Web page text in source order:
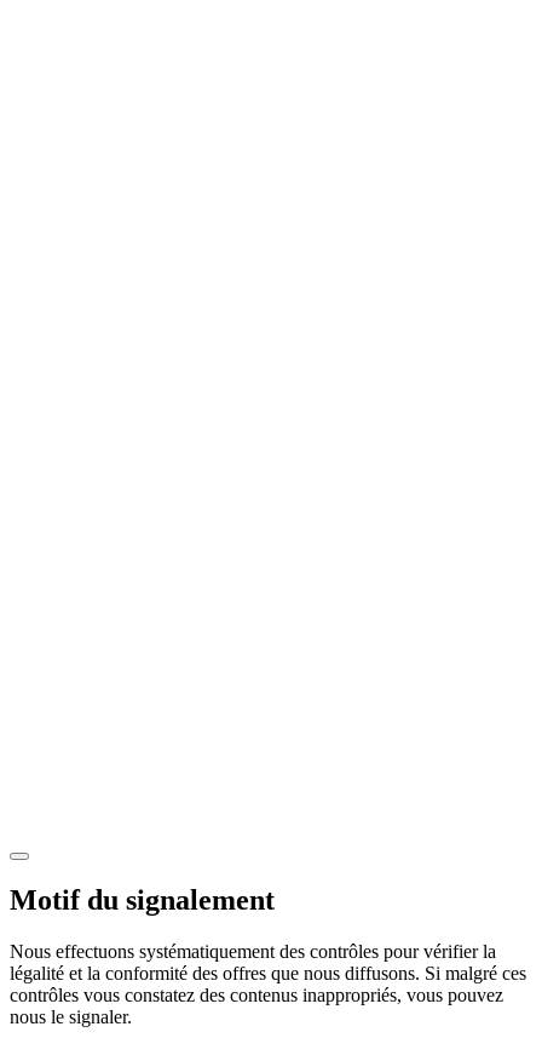
Motif du signalement
Nous effectuons systématiquement des contrôles pour vérifier la
légalité et la conformité des offres que nous diffusons. Si malgré ces
contrôles vous constatez des contenus inappropriés, vous pouvez
nous le signaler.